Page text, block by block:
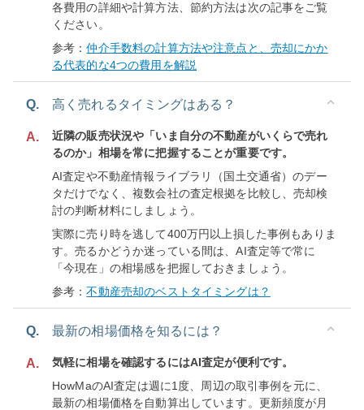
各費用の詳細や計算方法、節約方法は次の記事をご覧
ください。
参考：仲介手数料の計算方法や注意点と、売却にかか
る代表的な4つの費用を解説
Q. 高く売れるタイミングはある？
A.
近隣の販売状況や「いま自分の不動産がいくらで売れ
るのか」相場を常に把握することが重要です。
AI査定や不動産情報ライブラリ（国土交通省）のデー
タだけでなく、複数会社の査定根拠を比較し、売却検
討の判断材料にしましょう。
実際に売り時を逃して400万円以上損した事例もありま
す。売るかどうか迷っている間は、AI査定等で常に
「今現在」の相場感を把握しておきましょう。
参考：不動産売却のベストタイミングは？
Q. 最新の相場価格を知るには？
A.
気軽に相場を確認するにはAI査定が便利です。
HowMaのAI査定は週に1度、周辺の取引事例を元に、
最新の相場価格を自動算出しています。更新頻度が月